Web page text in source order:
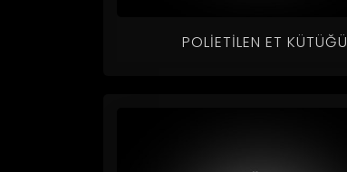
POLIETILEN ET KÜTÜĞÜ